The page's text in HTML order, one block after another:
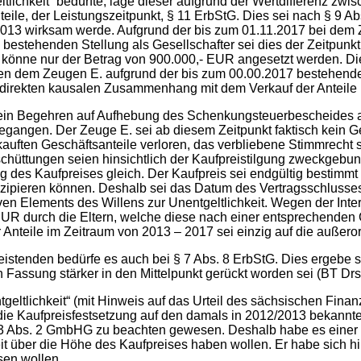
der Leistungszeitpunkt, § 11 ErbStG. Dies sei nach § 9
wirksam werde. Aufgrund der bis zum 01.11.2017 bei
Stellung als Gesellschafter sei dies der
nur der Betrag von 900.000,- EUR angesetzt werden.
dem Zeugen E. aufgrund der bis zum 00.00.2017
kausalen Zusammenhang mit dem Verkauf der
Begehren auf Aufhebung des Schenkungsteuerbescheides
Der Zeuge E. sei ab diesem Zeitpunkt faktisch kein
Geschäftsanteile verloren, das verbliebene
seien hinsichtlich der Kaufpreistilgung
Kaufpreises gleich. Der Kaufpreis sei endgültig
können. Deshalb sei das Datum des
Elements des Willens zur Unentgeltlichkeit. Wegen der
durch die Eltern, welche diese nach einer
im Zeitraum von 2013 – 2017 sei einzig auf die
bedürfe es auch bei § 7 Abs. 8 ErbStG. Dies ergebe
stärker in den Mittelpunkt gerückt worden sei (BT
(mit Hinweis auf das Urteil des sächsischen
Kaufpreisfestsetzung auf den damals in 2012/2013
2 GmbHG zu beachten gewesen. Deshalb habe es
über die Höhe des Kaufpreises haben wollen. Er habe sich